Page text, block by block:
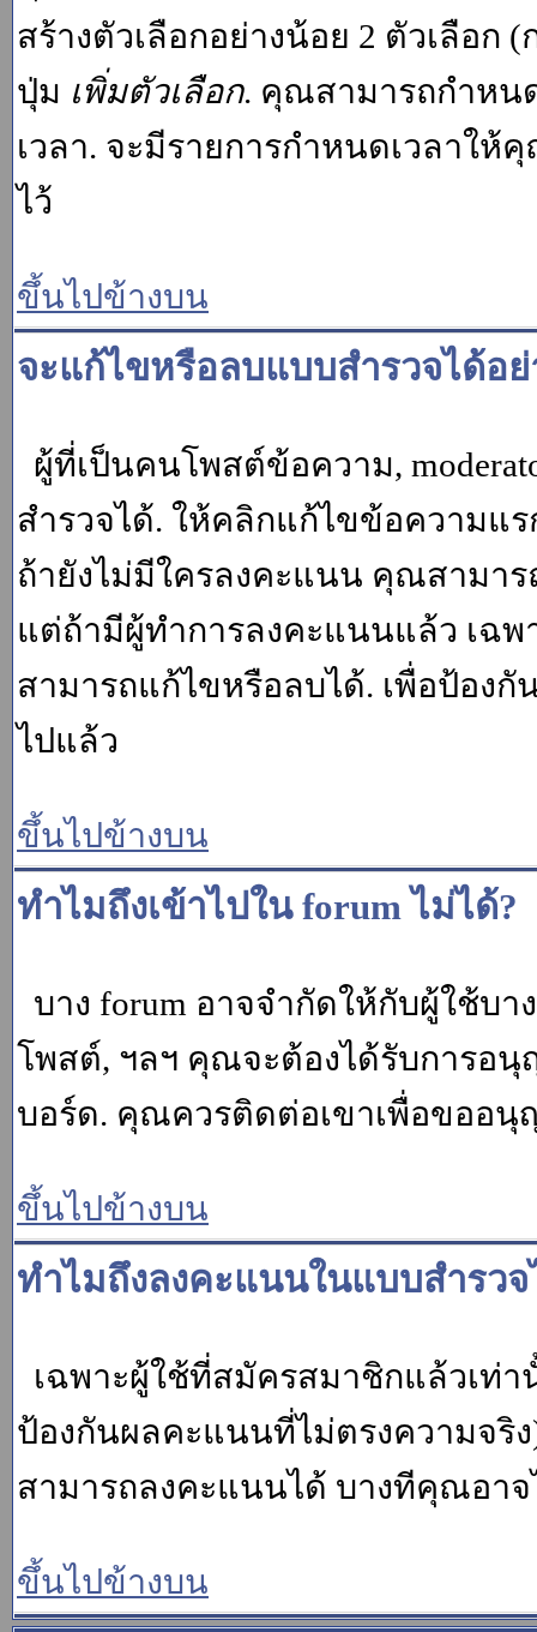
สร้างตัวเลือกอย่างน้อย 2 ตัวเลือก
ปุ่ม เพิ่มตัวเลือก. คุณสามารถกำหน
เวลา. จะมีรายการกำหนดเวลาให้
ไว้
ขึ้นไปข้างบน
จะแก้ไขหรือลบแบบสำรวจได้อย่
ผู้ที่เป็นคนโพสต์ข้อความ,
สำรวจได้. ให้คลิกแก้ไขข้อความแ
ถ้ายังไม่มีใครลงคะแนน คุณสามา
แต่ถ้ามีผู้ทำการลงคะแนนแล้ว เฉพา
สามารถแก้ไขหรือลบได้. เพื่อป้อง
ไปแล้ว
ขึ้นไปข้างบน
ทำไมถึงเข้าไปใน forum ไม่ได้?
บาง forum อาจจำกัดให้กับผู้ใช้บ
โพสต์, ฯลฯ คุณจะต้องได้รับการอนุ
บอร์ด. คุณควรติดต่อเขาเพื่อขออนุ
ขึ้นไปข้างบน
ทำไมถึงลงคะแนนในแบบสำรวจ
เฉพาะผู้ใช้ที่สมัครสมาชิกแล้วเท่
ป้องกันผลคะแนนที่ไม่ตรงความจ
สามารถลงคะแนนได้ บางทีคุณอา
ขึ้นไปข้างบน